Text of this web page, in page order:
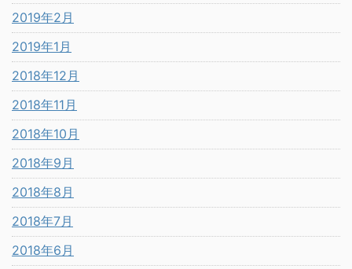
2019年2月
2019年1月
2018年12月
2018年11月
2018年10月
2018年9月
2018年8月
2018年7月
2018年6月